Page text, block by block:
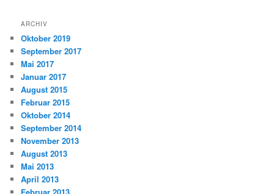
ARCHIV
Oktober 2019
September 2017
Mai 2017
Januar 2017
August 2015
Februar 2015
Oktober 2014
September 2014
November 2013
August 2013
Mai 2013
April 2013